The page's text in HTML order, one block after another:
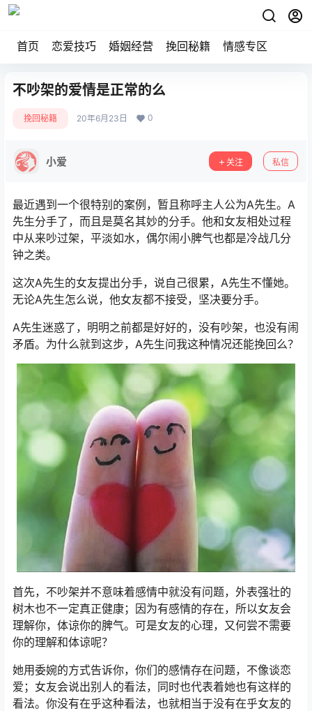
首页 恋爱技巧 婚姻经营 挽回秘籍 情感专区
不吵架的爱情是正常的么
挽回秘籍 20年6月23日 0
小爱 关注 私信
最近遇到一个很特别的案例，暂且称呼主人公为A先生。A
先生分手了，而且是莫名其妙的分手。他和女友相处过程
中从来吵过架，平淡如水，偶尔闹小脾气也都是冷战几分
钟之类。
这次A先生的女友提出分手，说自己很累，A先生不懂她。
无论A先生怎么说，他女友都不接受，坚决要分手。
A先生迷惑了，明明之前都是好好的，没有吵架，也没有闹
矛盾。为什么就到这步，A先生问我这种情况还能挽回么？
首先，不吵架并不意味着感情中就没有问题，外表强壮的
树木也不一定真正健康；因为有感情的存在，所以女友会
理解你，体谅你的脾气。可是女友的心理，又何尝不需要
你的理解和体谅呢？
她用委婉的方式告诉你，你们的感情存在问题，不像谈恋
爱；女友会说出别人的看法，同时也代表着她也有这样的
看法。你没有在乎这种看法，也就相当于没有在乎女友的